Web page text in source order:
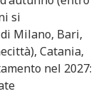
si
Milano, Bari,
Catania,
nel 2027: